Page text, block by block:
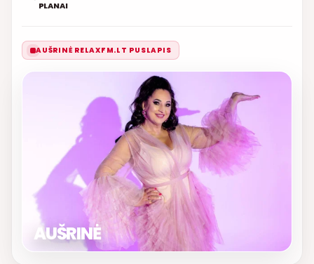
PLANAI
AUŠRINĖ RELAXFM.LT PUSLAPIS
AUŠRINĖ